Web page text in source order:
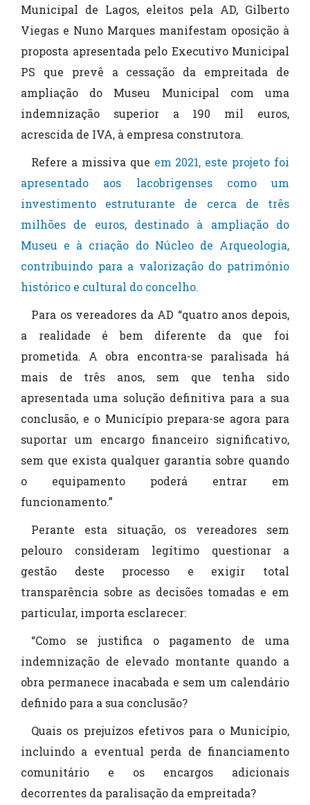
Municipal de Lagos, eleitos pela AD, Gilberto
Viegas e Nuno Marques manifestam oposição à
proposta apresentada pelo Executivo Municipal
PS que prevê a cessação da empreitada de
ampliação do Museu Municipal com uma
indemnização superior a 190 mil euros,
acrescida de IVA, à empresa construtora.
Refere a missiva que em 2021, este projeto foi
apresentado aos lacobrigenses como um
investimento estruturante de cerca de três
milhões de euros, destinado à ampliação do
Museu e à criação do Núcleo de Arqueologia,
contribuindo para a valorização do património
histórico e cultural do concelho.
Para os vereadores da AD “quatro anos depois,
a realidade é bem diferente da que foi
prometida. A obra encontra-se paralisada há
mais de três anos, sem que tenha sido
apresentada uma solução definitiva para a sua
conclusão, e o Município prepara-se agora para
suportar um encargo financeiro significativo,
sem que exista qualquer garantia sobre quando
o equipamento poderá entrar em
funcionamento.”
Perante esta situação, os vereadores sem
pelouro consideram legítimo questionar a
gestão deste processo e exigir total
transparência sobre as decisões tomadas e em
particular, importa esclarecer:
“Como se justifica o pagamento de uma
indemnização de elevado montante quando a
obra permanece inacabada e sem um calendário
definido para a sua conclusão?
Quais os prejuízos efetivos para o Município,
incluindo a eventual perda de financiamento
comunitário e os encargos adicionais
decorrentes da paralisação da empreitada?